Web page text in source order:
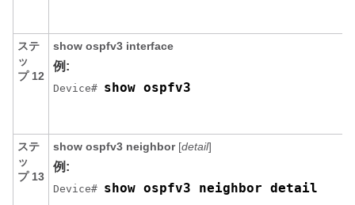
ステ
ッ
プ 12
show ospfv3 interface
例:
Device# show ospfv3
ステ
ッ
プ 13
show ospfv3 neighbor[detail]
例:
Device# show ospfv3 neighbor detail